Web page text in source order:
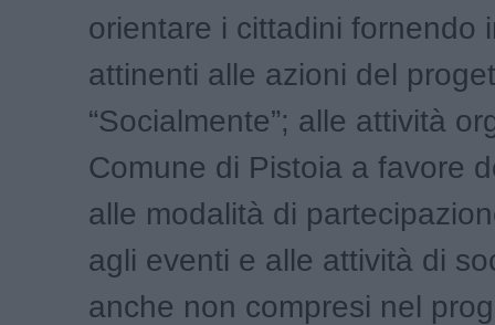
orientare i cittadini fornendo
attinenti alle azioni del
“Socialmente”; alle attività
Comune di Pistoia a favore
alle modalità di
agli eventi e alle attività di
anche non compresi nel